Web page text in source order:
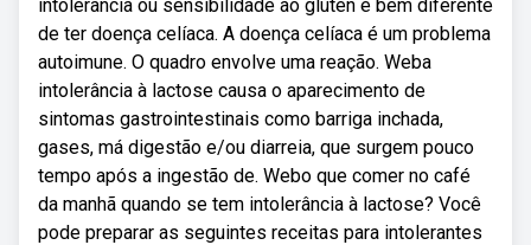
intolerância ou sensibilidade ao glúten é bem diferente
de ter doença celíaca. A doença celíaca é um problema
autoimune. O quadro envolve uma reação. Weba
intolerância à lactose causa o aparecimento de
sintomas gastrointestinais como barriga inchada,
gases, má digestão e/ou diarreia, que surgem pouco
tempo após a ingestão de. Webo que comer no café
da manhã quando se tem intolerância à lactose? Você
pode preparar as seguintes receitas para intolerantes